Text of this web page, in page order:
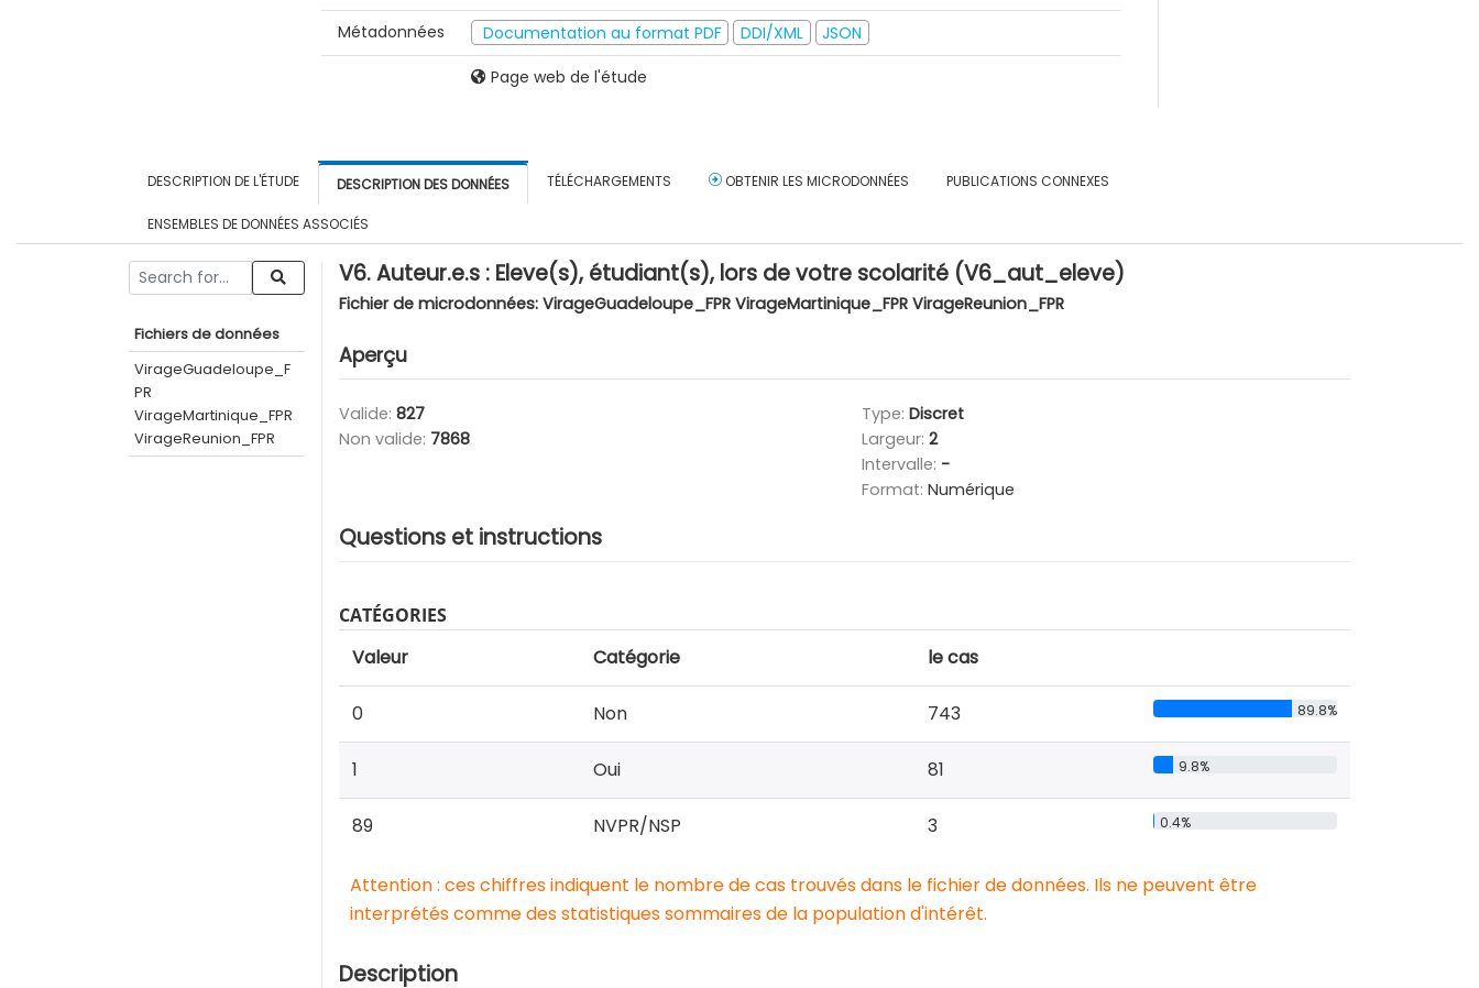
Métadonnées
Documentation au format PDF DDI/XML
JSON
Page web de l'étude
DESCRIPTION DE L'ÉTUDE DESCRIPTION DES DONNÉES TÉLÉCHARGEMENTS OBTENIR LES MICRODONNÉES PUBLICATIONS CONNEXES
ENSEMBLES DE DONNÉES ASSOCIÉS
Fichiers de données
VirageGuadeloupe_F
PR
VirageMartinique_FPR
VirageReunion_FPR
V6. Auteur.e.s : Eleve(s), étudiant(s), lors de votre scolarité (V6_aut_eleve)
Fichier de microdonnées: VirageGuadeloupe_FPR VirageMartinique_FPR VirageReunion_FPR
Aperçu
Valide: 827
Non valide: 7868
Type: Discret
Largeur: 2
Intervalle: -
Format: Numérique
Questions et instructions
CATÉGORIES
Valeur Catégorie le cas
0 Non 743 89.8%
1 Oui 81 9.8%
89 NVPR/NSP 3 0.4%
Attention : ces chiffres indiquent le nombre de cas trouvés dans le fichier de données. Ils ne peuvent être
interprétés comme des statistiques sommaires de la population d'intérêt.
Description